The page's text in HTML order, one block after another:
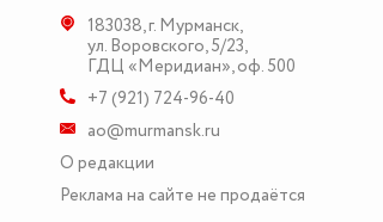
183038,г. Мурманск,
ул. Воровского, 5/23,
ГДЦ «Меридиан», оф. 500
+7 (921) 724-96-40
ao@murmansk.ru
О редакции
Реклама на сайте не продаётся